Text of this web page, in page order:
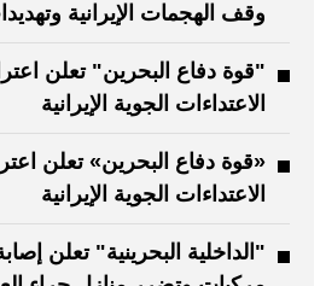
وقف الهجمات الإيرانية
"قوة دفاع البحرين" تعلن
الاعتداءات الجوية الإيرانية
«قوة دفاع البحرين» تعلن
الاعتداءات الجوية الإيرانية
"الداخلية البحرينية" تعلن